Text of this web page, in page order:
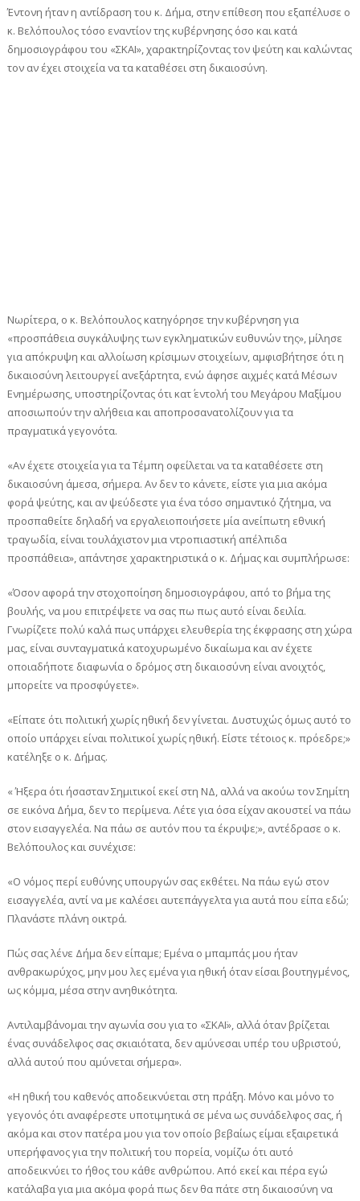
Έντονη ήταν η αντίδραση του κ. Δήμα, στην επίθεση που εξαπέλυσε ο
κ. Βελόπουλος τόσο εναντίον της κυβέρνησης όσο και κατά
δημοσιογράφου του «ΣΚΑΙ», χαρακτηρίζοντας τον ψεύτη και καλώντας
τον αν έχει στοιχεία να τα καταθέσει στη δικαιοσύνη.
Νωρίτερα, ο κ. Βελόπουλος κατηγόρησε την κυβέρνηση για
«προσπάθεια συγκάλυψης των εγκληματικών ευθυνών της», μίλησε
για απόκρυψη και αλλοίωση κρίσιμων στοιχείων, αμφισβήτησε ότι η
δικαιοσύνη λειτουργεί ανεξάρτητα, ενώ άφησε αιχμές κατά Μέσων
Ενημέρωσης, υποστηρίζοντας ότι κατ΄ εντολή του Μεγάρου Μαξίμου
αποσιωπούν την αλήθεια και αποπροσανατολίζουν για τα
πραγματικά γεγονότα.
«Αν έχετε στοιχεία για τα Τέμπη οφείλεται να τα καταθέσετε στη
δικαιοσύνη άμεσα, σήμερα. Αν δεν το κάνετε, είστε για μια ακόμα
φορά ψεύτης, και αν ψεύδεστε για ένα τόσο σημαντικό ζήτημα, να
προσπαθείτε δηλαδή να εργαλειοποιήσετε μία ανείπωτη εθνική
τραγωδία, είναι τουλάχιστον μια ντροπιαστική απέλπιδα
προσπάθεια», απάντησε χαρακτηριστικά ο κ. Δήμας και συμπλήρωσε:
«Όσον αφορά την στοχοποίηση δημοσιογράφου, από το βήμα της
βουλής, να μου επιτρέψετε να σας πω πως αυτό είναι δειλία.
Γνωρίζετε πολύ καλά πως υπάρχει ελευθερία της έκφρασης στη χώρα
μας, είναι συνταγματικά κατοχυρωμένο δικαίωμα και αν έχετε
οποιαδήποτε διαφωνία ο δρόμος στη δικαιοσύνη είναι ανοιχτός,
μπορείτε να προσφύγετε».
«Είπατε ότι πολιτική χωρίς ηθική δεν γίνεται. Δυστυχώς όμως αυτό το
οποίο υπάρχει είναι πολιτικοί χωρίς ηθική. Είστε τέτοιος κ. πρόεδρε;»
κατέληξε ο κ. Δήμας.
« Ήξερα ότι ήσασταν Σημιτικοί εκεί στη ΝΔ, αλλά να ακούω τον Σημίτη
σε εικόνα Δήμα, δεν το περίμενα. Λέτε για όσα είχαν ακουστεί να πάω
στον εισαγγελέα. Να πάω σε αυτόν που τα έκρυψε;», αντέδρασε ο κ.
Βελόπουλος και συνέχισε:
«Ο νόμος περί ευθύνης υπουργών σας εκθέτει. Να πάω εγώ στον
εισαγγελέα, αντί να με καλέσει αυτεπάγγελτα για αυτά που είπα εδώ;
Πλανάστε πλάνη οικτρά.
Πώς σας λένε Δήμα δεν είπαμε; Εμένα ο μπαμπάς μου ήταν
ανθρακωρύχος, μην μου λες εμένα για ηθική όταν είσαι βουτηγμένος,
ως κόμμα, μέσα στην ανηθικότητα.
Αντιλαμβάνομαι την αγωνία σου για το «ΣΚΑΪ», αλλά όταν βρίζεται
ένας συνάδελφος σας σκιαιότατα, δεν αμύνεσαι υπέρ του υβριστού,
αλλά αυτού που αμύνεται σήμερα».
«Η ηθική του καθενός αποδεικνύεται στη πράξη. Μόνο και μόνο το
γεγονός ότι αναφέρεστε υποτιμητικά σε μένα ως συνάδελφος σας, ή
ακόμα και στον πατέρα μου για τον οποίο βεβαίως είμαι εξαιρετικά
υπερήφανος για την πολιτική του πορεία, νομίζω ότι αυτό
αποδεικνύει το ήθος του κάθε ανθρώπου. Από εκεί και πέρα εγώ
κατάλαβα για μια ακόμα φορά πως δεν θα πάτε στη δικαιοσύνη να